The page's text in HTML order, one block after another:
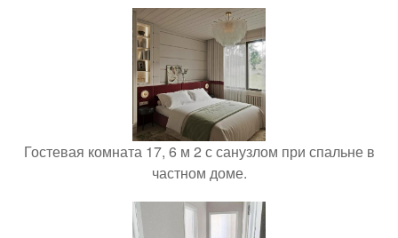
Гостевая комната 17, 6 м 2 с санузлом при спальне в
частном доме.